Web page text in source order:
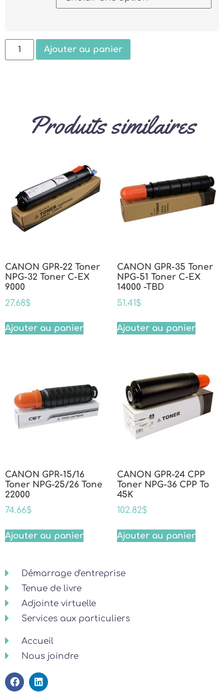
Ajouter au panier
Produits similaires
CANON GPR-22 Toner
NPG-32 Toner C-EX
9000
27.68$
Ajouter au panier
CANON GPR-35 Toner
NPG-51 Toner C-EX
14000 -TBD
51.41$
Ajouter au panier
CANON GPR-15/16
Toner NPG-25/26 Tone
22000
74.66$
Ajouter au panier
CANON GPR-24 CPP
Toner NPG-36 CPP To
45K
102.82$
Ajouter au panier
Démarrage d'entreprise
Tenue de livre
Adjointe virtuelle
Services aux particuliers
Accueil
Nous joindre